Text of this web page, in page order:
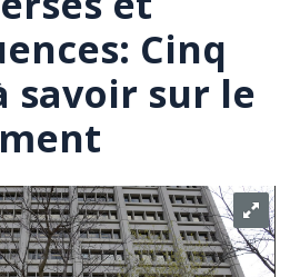
Cinq
savoir sur le